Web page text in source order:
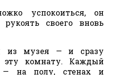
успокоиться, он
своего вновь
из музея — и сразу
эту комнату. Каждый
— на полу, стенах и